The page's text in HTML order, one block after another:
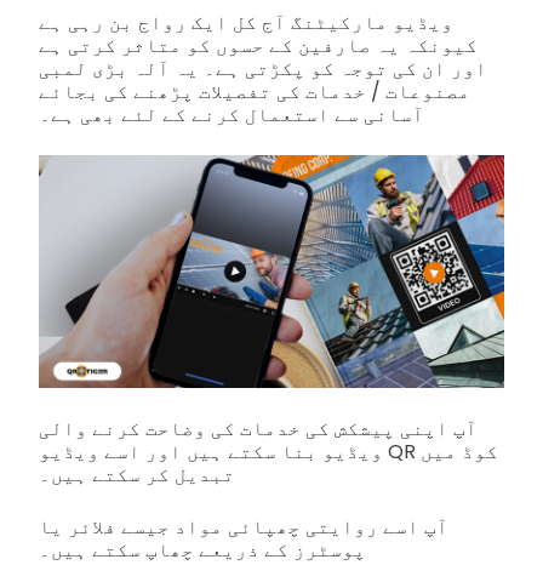
ویڈیو مارکیٹنگ آج کل ایک رواج بن رہی ہے
کیونکہ یہ صارفین کے حسوں کو متاثر کرتی ہے
اور ان کی توجہ کو پکڑتی ہے۔ یہ آلہ بڑی لمبی
مصنوعات / خدمات کی تفصیلات پڑھنے کی بجائے
آسانی سے استعمال کرنے کے لئے بھی ہے۔
آپ اپنی پیشکش کی خدمات کی وضاحت کرنے والی
ویڈیو بنا سکتے ہیں اور اسے ویڈیو QR کوڈ میں
تبدیل کر سکتے ہیں۔
آپ اسے روایتی چھپائی مواد جیسے فلائر یا
پوسٹرز کے ذریعے چھاپ سکتے ہیں۔